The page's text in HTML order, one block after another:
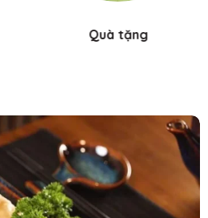
Quà tặng